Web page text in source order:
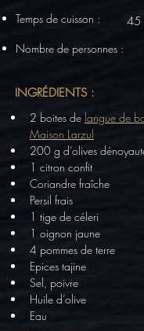
Temps de cuisson :
Nombre de personnes :
45
INGRÉDIENTS :
2 boites de langue de
Maison Larzul
200 g d’olives
1 citron confit
Coriandre fraîche
Persil frais
1 tige de céleri
1 oignon jaune
4 pommes de terre
Epices tajine
Sel, poivre
Huile d’olive
Eau